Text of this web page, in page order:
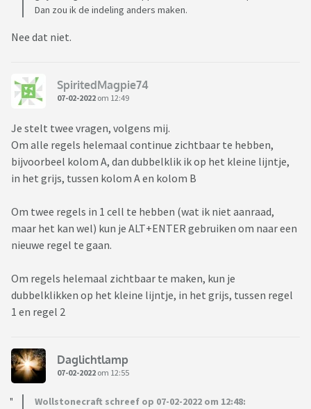
Dan zou ik de indeling anders maken.
Nee dat niet.
SpiritedMagpie74
07-02-2022 om 12:49
Je stelt twee vragen, volgens mij.
Om alle regels helemaal continue zichtbaar te hebben,
bijvoorbeel kolom A, dan dubbelklik ik op het kleine lijntje,
in het grijs, tussen kolom A en kolom B
Om twee regels in 1 cell te hebben (wat ik niet aanraad,
maar het kan wel) kun je ALT+ENTER gebruiken om naar een
nieuwe regel te gaan.
Om regels helemaal zichtbaar te maken, kun je
dubbelklikken op het kleine lijntje, in het grijs, tussen regel
1 en regel 2
Daglichtlamp
07-02-2022 om 12:55
Wollstonecraft schreef op 07-02-2022 om 12:48: